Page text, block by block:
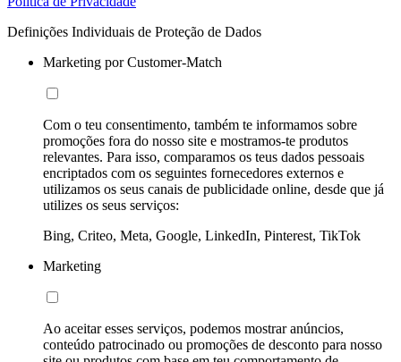
Definições Individuais de Proteção de Dados
Marketing por Customer-Match
Com o teu consentimento, também te informamos sobre
promoções fora do nosso site e mostramos-te produtos
relevantes. Para isso, comparamos os teus dados pessoais
encriptados com os seguintes fornecedores externos e
utilizamos os seus canais de publicidade online, desde que já
utilizes os seus serviços:
Bing, Criteo, Meta, Google, LinkedIn, Pinterest, TikTok
Marketing
Ao aceitar esses serviços, podemos mostrar anúncios,
conteúdo patrocinado ou promoções de desconto para nosso